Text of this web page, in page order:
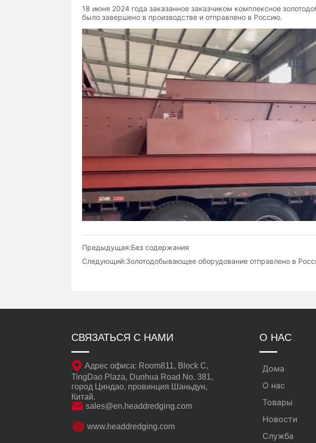
Предыдущая:Без содержания
Следующий:Золотодобывающее оборудование отправлено в
СВЯЗАТЬСЯ С НАМИ
Адрес офиса: Room811, Block C,
TingDao Plaza, Dunhua Road No. 381,
город Циндао, провинция Шаньдун,
Китай.
sales@en.headdredging.com
www.headdredging.com
О НАС
Дома
О нас
Товары
Новости
Служба